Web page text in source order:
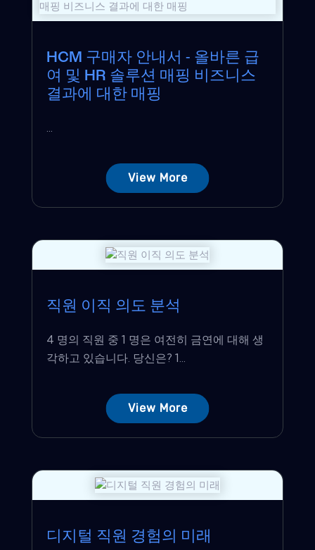
HCM 구매자 안내서 - 올바른 급
여 및 HR 솔루션 매핑 비즈니스
결과에 대한 매핑
View More
직원 이직 의도 분석
4 명의 직원 중 1 명은 여전히 ​​금연에 대해 생
각하고 있습니다. 당신은? 1...
View More
디지털 직원 경험의 미래